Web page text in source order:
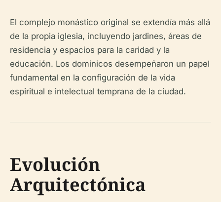
El complejo monástico original se extendía más allá
de la propia iglesia, incluyendo jardines, áreas de
residencia y espacios para la caridad y la
educación. Los dominicos desempeñaron un papel
fundamental en la configuración de la vida
espiritual e intelectual temprana de la ciudad.
Evolución
Arquitectónica